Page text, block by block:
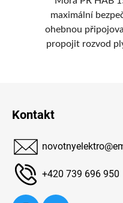
maximální
ohebnou
propojit rozvod
Kontakt
novotnyelektro@
+420 739 696 950